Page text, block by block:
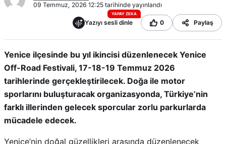
09 Temmuz, 2026 12:25 tarihinde yayınlandı
YAPAY ZEKA
Yazıyı sesli dinle 0 Paylaş
Yenice ilçesinde bu yıl ikincisi düzenlenecek Yenice
Off-Road Festivali, 17-18-19 Temmuz 2026
tarihlerinde gerçekleştirilecek. Doğa ile motor
sporlarını buluşturacak organizasyonda, Türkiye’nin
farklı illerinden gelecek sporcular zorlu parkurlarda
mücadele edecek.
Yenice’nin doğal güzellikleri arasında düzenlenecek